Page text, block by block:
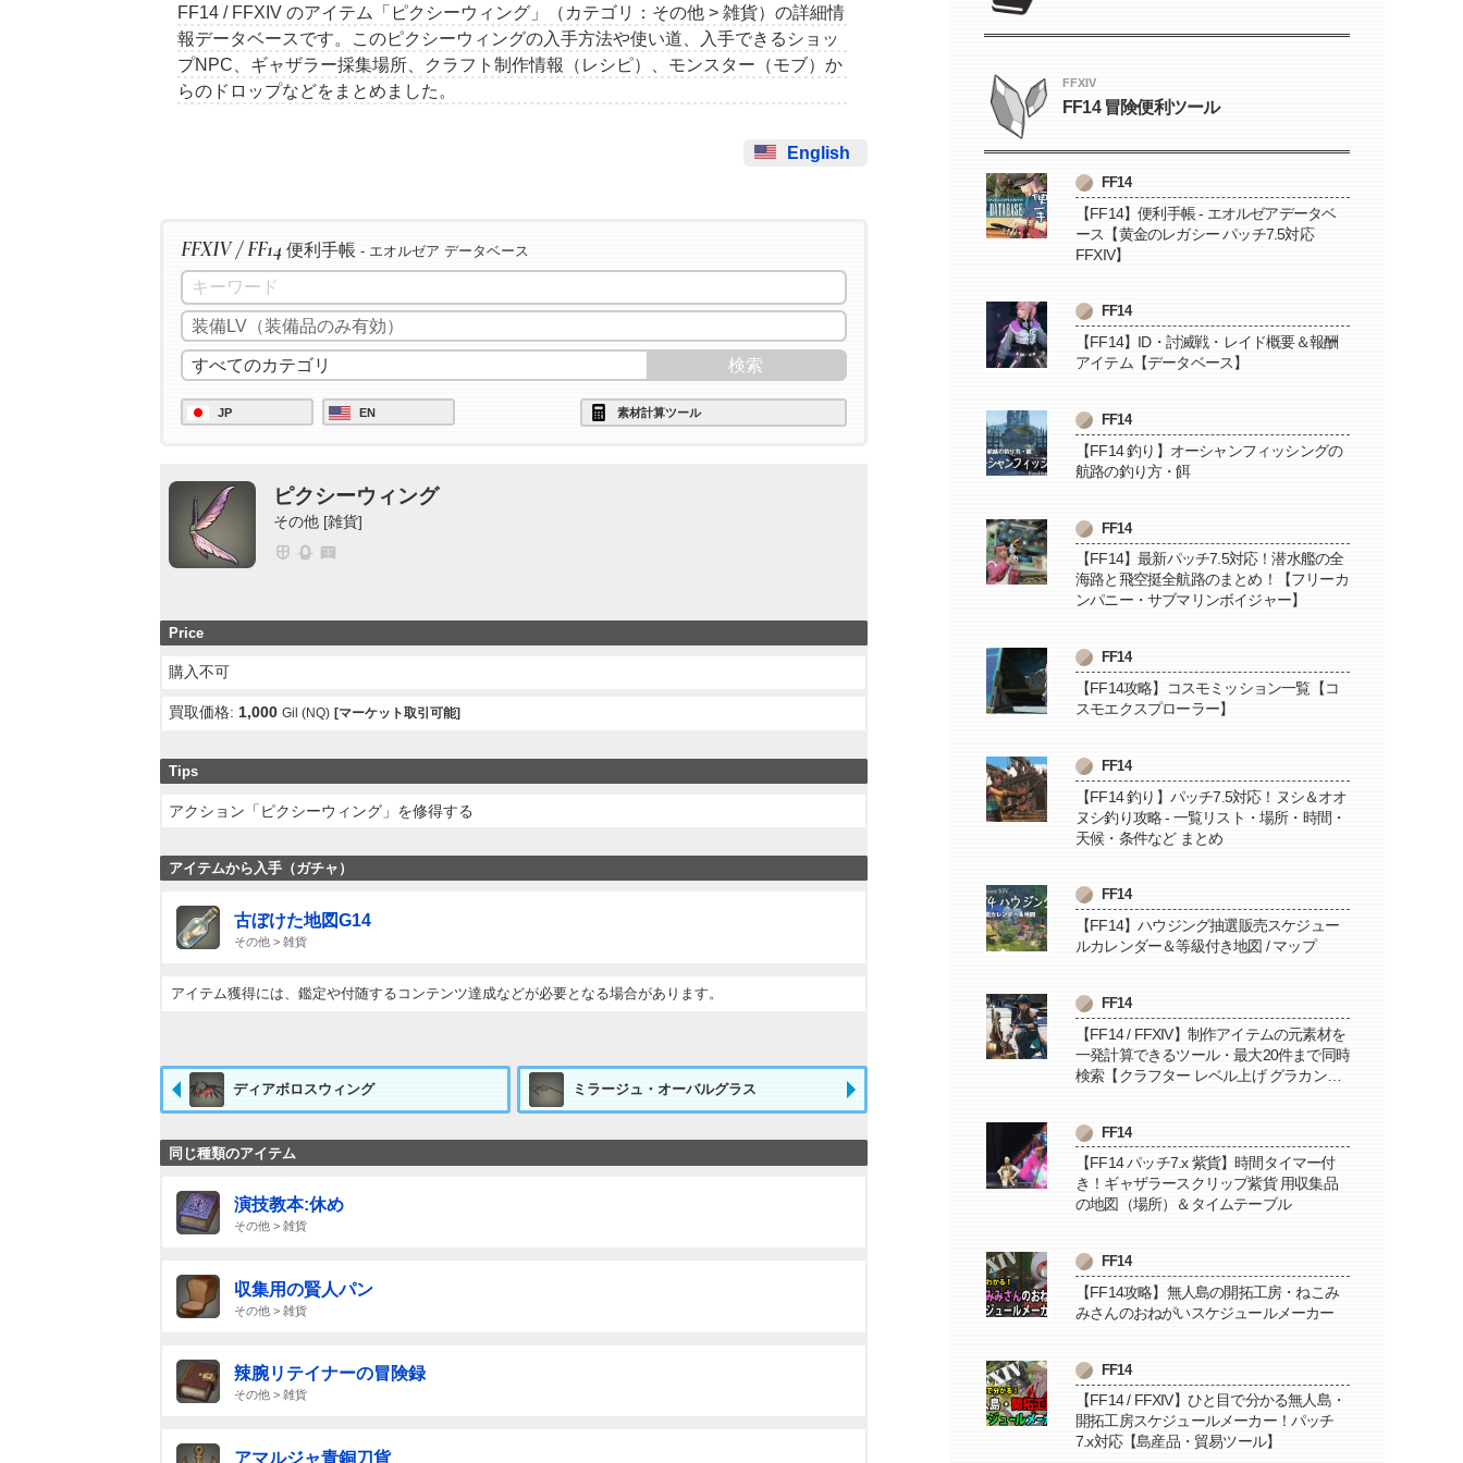
FF14 / FFXIV のアイテム「ピクシーウィング」（カテゴリ：その他 > 雑貨）の詳細情
報データベースです。このピクシーウィングの入手方法や使い道、入手できるショッ
プNPC、ギャザラー採集場所、クラフト制作情報（レシピ）、モンスター（モブ）か
らのドロップなどをまとめました。
English
FFXIV / FF14 便利手帳 - エオルゼア データベース
JP EN 素材計算ツール
ピクシーウィング
その他 [雑貨]
Price
購入不可
買取価格:1,000 Gil (NQ) [マーケット取引可能]
Tips
アクション「ピクシーウィング」を修得する
アイテムから入手（ガチャ）
古ぼけた地図G14
その他 > 雑貨
アイテム獲得には、鑑定や付随するコンテンツ達成などが必要となる場合があります。
ディアボロスウィング ミラージュ・オーバルグラス
同じ種類のアイテム
演技教本:休め
その他 > 雑貨
収集用の賢人パン
その他 > 雑貨
辣腕リテイナーの冒険録
その他 > 雑貨
アマルジャ青銅刀貨
FFXIV
FF14 冒険便利ツール
FF14
【FF14】便利手帳 - エオルゼアデータベ
ース【黄金のレガシー パッチ7.5対応
FFXIV】
FF14
【FF14】ID・討滅戦・レイド概要＆報酬
アイテム【データベース】
FF14
【FF14 釣り】オーシャンフィッシングの
航路の釣り方・餌
FF14
【FF14】最新パッチ7.5対応！潜水艦の全
海路と飛空挺全航路のまとめ！【フリーカ
ンパニー・サブマリンボイジャー】
FF14
【FF14攻略】コスモミッション一覧【コ
スモエクスプローラー】
FF14
【FF14 釣り】パッチ7.5対応！ヌシ＆オオ
ヌシ釣り攻略 - 一覧リスト・場所・時間・
天候・条件など まとめ
FF14
【FF14】ハウジング抽選販売スケジュー
ルカレンダー＆等級付き地図 / マップ
FF14
【FF14 / FFXIV】制作アイテムの元素材を
一発計算できるツール・最大20件まで同時
検索【クラフター レベル上げ グラカン納
FF14
【FF14 パッチ7.x 紫貨】時間タイマー付
き！ギャザラースクリップ紫貨 用収集品
の地図（場所）＆タイムテーブル
FF14
【FF14攻略】無人島の開拓工房・ねこみ
みさんのおねがいスケジュールメーカー
FF14
【FF14 / FFXIV】ひと目で分かる無人島・
開拓工房スケジュールメーカー！パッチ
7.x対応【島産品・貿易ツール】